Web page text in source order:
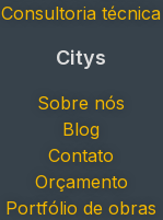
Consultoria técnica
Citys
Sobre nós
Blog
Contato
Orçamento
Portfólio de obras